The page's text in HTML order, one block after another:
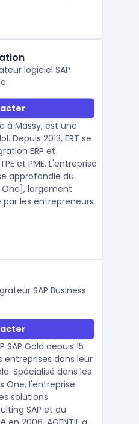
logiciel SAP
à Massy, est une
Depuis 2013, ERT se
ERP et
et PME. L'entreprise
approfondie du
One], largement
les entrepreneurs
SAP Business
SAP Gold depuis 15
dans leur
Spécialisé dans les
One, l'entreprise
solutions
SAP et du